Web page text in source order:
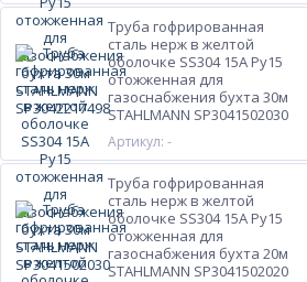
Труба гофрированная
сталь нерж в желтой
оболочке SS304 15A Ру15
отожженная для
газоснабжения бухта 30м
STAHLMANN SP3041502030
Артикул: -
Труба гофрированная
сталь нерж в желтой
оболочке SS304 15A Ру15
отожженная для
газоснабжения бухта 20м
STAHLMANN SP3041502020